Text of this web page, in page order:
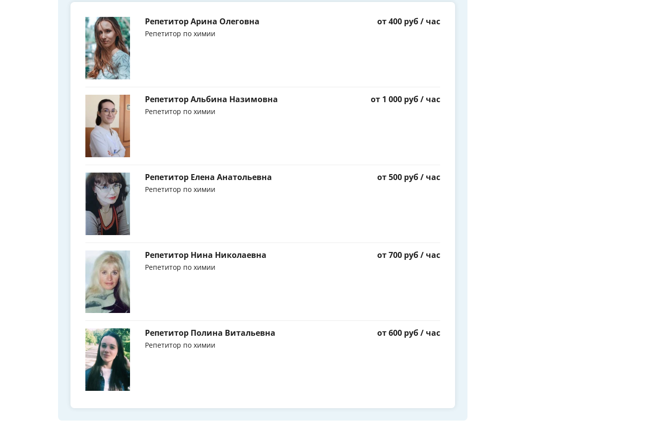
Репетитор Арина Олеговна
Репетитор по химии
от 400 руб / час
Репетитор Альбина Назимовна
Репетитор по химии
от 1 000 руб / час
Репетитор Елена Анатольевна
Репетитор по химии
от 500 руб / час
Репетитор Нина Николаевна
Репетитор по химии
от 700 руб / час
Репетитор Полина Витальевна
Репетитор по химии
от 600 руб / час